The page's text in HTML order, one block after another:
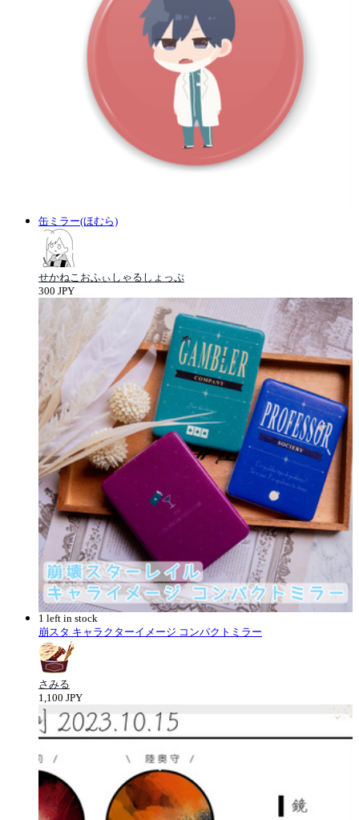
缶ミラー(ほむら)
せかねこおふぃしゃるしょっぷ
300 JPY
1 left in stock
崩スタ キャラクターイメージ コンパクトミラー
さみる
1,100 JPY